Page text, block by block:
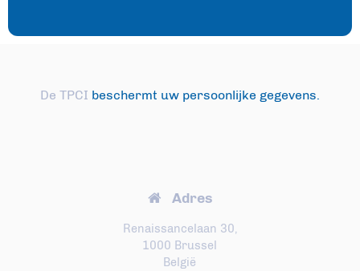
De TPCI beschermt uw persoonlijke gegevens.
Adres
Renaissancelaan 30,
1000 Brussel
België